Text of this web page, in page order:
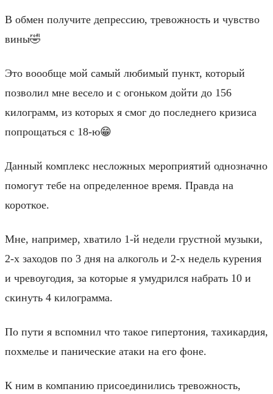
В обмен получите депрессию, тревожность и чувство
вины🤣
Это воообще мой самый любимый пункт, который
позволил мне весело и с огоньком дойти до 156
килограмм, из которых я смог до последнего кризиса
попрощаться с 18-ю😁
Данный комплекс несложных мероприятий однозначно
помогут тебе на определенное время. Правда на
короткое.
Мне, например, хватило 1-й недели грустной музыки,
2-х заходов по 3 дня на алкоголь и 2-х недель курения
и чревоугодия, за которые я умудрился набрать 10 и
скинуть 4 килограмма.
По пути я вспомнил что такое гипертония, тахикардия,
похмелье и панические атаки на его фоне.
К ним в компанию присоединились тревожность,